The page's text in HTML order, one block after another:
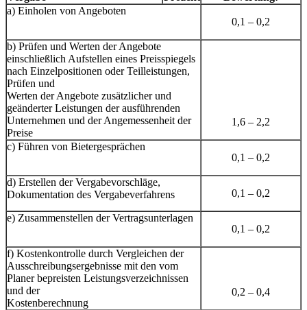
a) Einholen von Angeboten
0,1 – 0,2
b) Prüfen und Werten der Angebote
einschließlich Aufstellen eines Preisspiegels
nach Einzelpositionen oder Teilleistungen,
Prüfen und
Werten der Angebote zusätzlicher und
geänderter Leistungen der ausführenden
Unternehmen und der Angemessenheit der
Preise
1,6 – 2,2
c) Führen von Bietergesprächen
0,1 – 0,2
d) Erstellen der Vergabevorschläge,
Dokumentation des Vergabeverfahrens
0,1 – 0,2
e) Zusammenstellen der Vertragsunterlagen
0,1 – 0,2
f) Kostenkontrolle durch Vergleichen der
Ausschreibungsergebnisse mit den vom
Planer bepreisten Leistungsverzeichnissen
und der
Kostenberechnung
0,2 – 0,4